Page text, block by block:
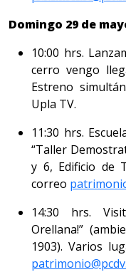
Domingo 29 de
10:00 hrs.
cerro vengo
Estreno
Upla TV.
11:30 hrs.
“Taller
y 6, Edificio de
correo
14:30 hrs.
Orellana!”
1903). Varios